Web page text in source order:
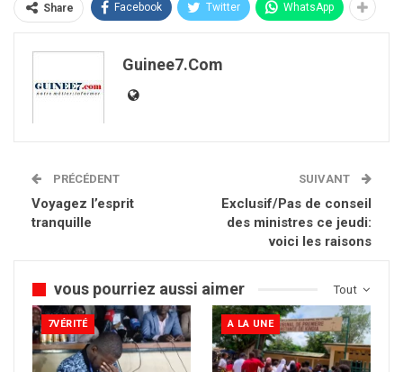
Share Facebook Twitter WhatsApp
Guinee7.com
PRÉCÉDENT
Voyagez l’esprit
tranquille
SUIVANT
Exclusif/Pas de conseil
des ministres ce jeudi:
voici les raisons
Tout
vous pourriez aussi aimer
7VÉRITÉ A LA UNE